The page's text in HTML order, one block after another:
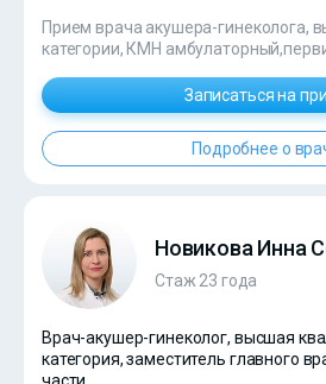
Прием врача акушера-гинеколога,
категории, КМН
Записаться на
Подробнее о
Новикова Инна
Стаж 23 года
Врач-акушер-гинеколог, высшая
категория, заместитель главного